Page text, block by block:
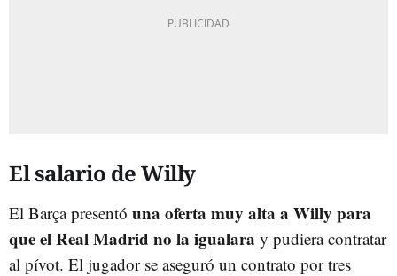
El salario de Willy
El Barça presentó una oferta muy alta a Willy para
que el Real Madrid no la igualara y pudiera contratar
al pívot. El jugador se aseguró un contrato por tres